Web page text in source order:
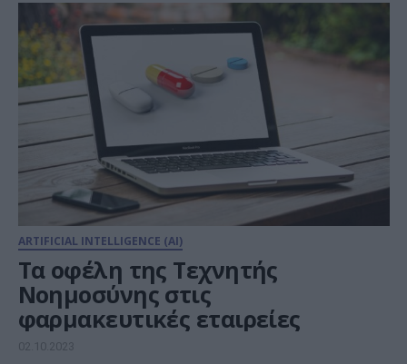
Οπτικός προγραμματιστής Ο συγκεκριμένος
χρήστης ανέβασε ένα screenshot στο prompt
του ChatGPT από ένα πληροφορικό dashboard
κάποιας […]
ARTIFICIAL INTELLIGENCE (AI)
Τα οφέλη της Τεχνητής
Νοημοσύνης στις
φαρμακευτικές εταιρείες
02.10.2023